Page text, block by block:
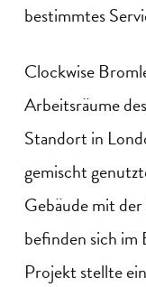
bestimmtes
Clockwise
Arbeitsräume
Standort in
gemischt
Gebäude mit
befinden sich im
Projekt stellte